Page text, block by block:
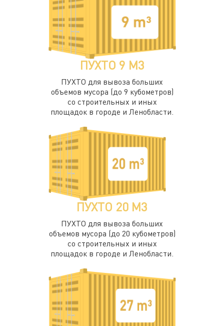
ПУХТО 9 М3
ПУХТО для вывоза больших
объемов мусора (до 9 кубометров)
со строительных и иных
площадок в городе и Ленобласти.
ПУХТО 20 М3
ПУХТО для вывоза больших
объемов мусора (до 20 кубометров)
со строительных и иных
площадок в городе и Ленобласти.